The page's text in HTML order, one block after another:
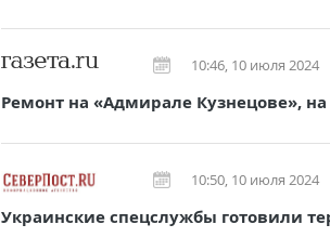
10:46, 10 июля 2024
Ремонт на «Адмирале Кузнецове»,
10:50, 10 июля 2024
Украинские спецслужбы готовили